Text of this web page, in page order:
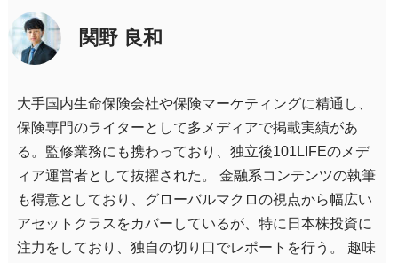
関野 良和
大手国内生命保険会社や保険マーケティングに精通し、
保険専門のライターとして多メディアで掲載実績があ
る。監修業務にも携わっており、独立後101LIFEのメデ
ィア運営者として抜擢された。 金融系コンテンツの執筆
も得意としており、グローバルマクロの視点から幅広い
アセットクラスをカバーしているが、特に日本株投資に
注力をしており、独自の切り口でレポートを行う。 趣味